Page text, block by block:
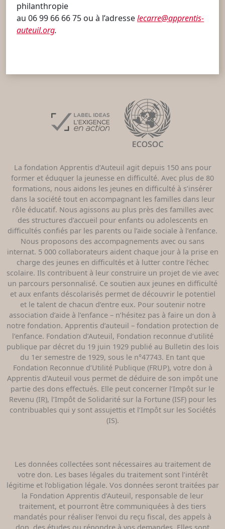
philanthropie
au 06 99 66 66 75 ou à l’adresselecarre@apprentis-
auteuil.org.
La fondation Apprentis d’Auteuil agit depuis 150 ans pour
former et éduquer la jeunesse en difficulté. Avec plus de 80
formations, nous aidons les jeunes en difficulté à s’insérer
dans la société tout en accompagnant les familles dans leur
rôle éducatif. Nous agissons au plus près des familles avec
des structures d’accueil pour enfants ou adolescents en
difficultés confiés par les parents ou l’aide sociale à l’enfance.
Nous proposons des accompagnements avec ou sans
internat. 5 000 collaborateurs aident chaque jour à la prise en
charge des jeunes en difficultés et à lutter contre l’échec
scolaire. Ils contribuent à leur construire un projet de vie avec
un parcours personnalisé. Ce soutien aux jeunes en difficulté
et aux enfants déscolarisés permet de découvrir le potentiel
et le talent de chacun d’entre eux. Pour soutenir notre
association d’aide à l’enfance – n’hésitez pas à faire un don à
notre fondation. Apprentis d’auteuil – fondation protection de
l’enfance. Fondation d’Auteuil, Fondation reconnue d’utilité
publique par décret du 19 juin 1929 publié au Bulletin des lois
du 1er semestre de 1929, sous le n°47743. En tant que
Fondation Reconnue d’Utilité Publique (FRUP), votre don à
Apprentis d’Auteuil vous permet de déduire de son impôt une
partie des dons effectués. Elle peut concerner l’Impôt sur le
Revenu (IR), l’Impôt de Solidarité sur la Fortune (ISF) pour les
contribuables qui y sont assujettis et l’Impôt sur les Sociétés
(IS).
Les données collectées sont nécessaires au traitement de
votre don. Les bases légales du traitement sont l’intérêt
légitime et l’obligation légale. Vos données seront traitées par
la Fondation Apprentis d’Auteuil, responsable de leur
traitement, et pourront être communiquées à des tiers
mandatés pour réaliser l’envoi du reçu fiscal, des appels à